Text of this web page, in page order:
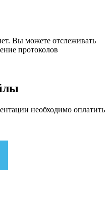
Вы можете отслеживать
протоколов
необходимо оплатить